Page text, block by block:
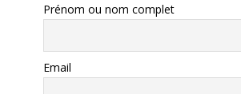
Prénom ou nom complet
Email